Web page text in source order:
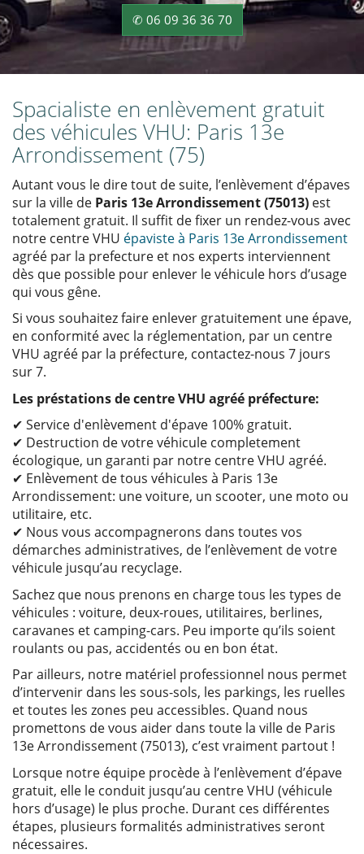
✆ 06 09 36 36 70
Spacialiste en enlèvement gratuit
des véhicules VHU: Paris 13e
Arrondissement (75)
Autant vous le dire tout de suite, l’enlèvement d’épaves
sur la ville de Paris 13e Arrondissement (75013) est
totalement gratuit. Il suffit de fixer un rendez-vous avec
notre centre VHU épaviste à Paris 13e Arrondissement
agréé par la prefecture et nos experts interviennent
dès que possible pour enlever le véhicule hors d’usage
qui vous gêne.
Si vous souhaitez faire enlever gratuitement une épave,
en conformité avec la réglementation, par un centre
VHU agréé par la préfecture, contactez-nous 7 jours
sur 7.
Les préstations de centre VHU agréé préfecture:
✔ Service d'enlèvement d'épave 100% gratuit.
✔ Destruction de votre véhicule completement
écologique, un garanti par notre centre VHU agréé.
✔ Enlèvement de tous véhicules à Paris 13e
Arrondissement: une voiture, un scooter, une moto ou
utilitaire, etc.
✔ Nous vous accompagnerons dans toutes vos
démarches administratives, de l’enlèvement de votre
véhicule jusqu’au recyclage.
Sachez que nous prenons en charge tous les types de
véhicules : voiture, deux-roues, utilitaires, berlines,
caravanes et camping-cars. Peu importe qu’ils soient
roulants ou pas, accidentés ou en bon état.
Par ailleurs, notre matériel professionnel nous permet
d’intervenir dans les sous-sols, les parkings, les ruelles
et toutes les zones peu accessibles. Quand nous
promettons de vous aider dans toute la ville de Paris
13e Arrondissement (75013), c’est vraiment partout !
Lorsque notre équipe procède à l’enlèvement d’épave
gratuit, elle le conduit jusqu’au centre VHU (véhicule
hors d’usage) le plus proche. Durant ces différentes
étapes, plusieurs formalités administratives seront
nécessaires.